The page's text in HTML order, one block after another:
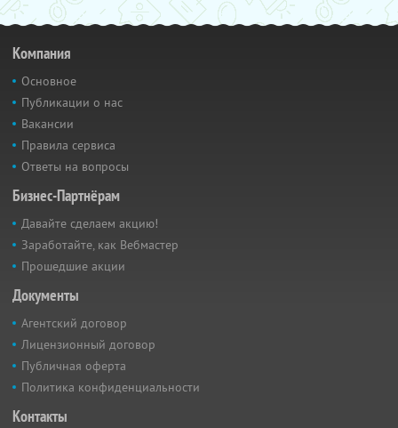
Компания
Основное
Публикации о нас
Вакансии
Правила сервиса
Ответы на вопросы
Бизнес-Партнёрам
Давайте сделаем акцию!
Заработайте, как Вебмастер
Прошедшие акции
Документы
Агентский договор
Лицензионный договор
Публичная оферта
Политика конфиденциальности
Контакты